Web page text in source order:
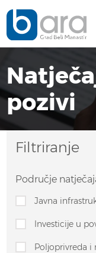
pozivi
Filtriranje
Područje
Javna
Investicije u
Poljoprivreda i